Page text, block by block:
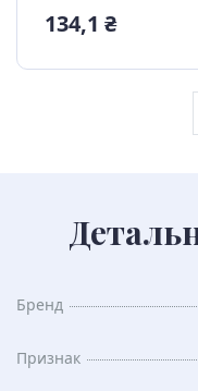
134,1 ₴
Бренд
Признак